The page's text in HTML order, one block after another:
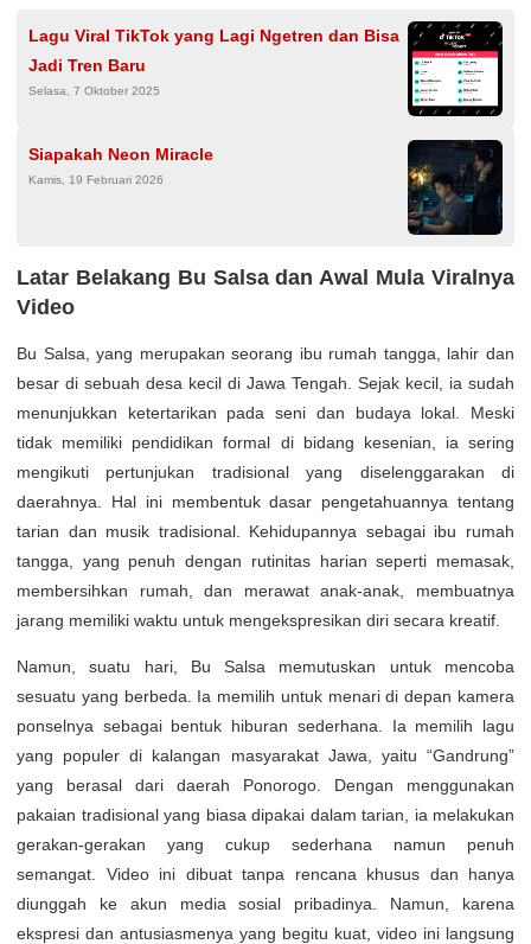
Lagu Viral TikTok yang Lagi Ngetren dan Bisa
Jadi Tren Baru
Selasa, 7 Oktober 2025
Siapakah Neon Miracle
Kamis, 19 Februari 2026
Latar Belakang Bu Salsa dan Awal Mula Viralnya
Video
Bu Salsa, yang merupakan seorang ibu rumah tangga, lahir dan
besar di sebuah desa kecil di Jawa Tengah. Sejak kecil, ia sudah
menunjukkan ketertarikan pada seni dan budaya lokal. Meski
tidak memiliki pendidikan formal di bidang kesenian, ia sering
mengikuti pertunjukan tradisional yang diselenggarakan di
daerahnya. Hal ini membentuk dasar pengetahuannya tentang
tarian dan musik tradisional. Kehidupannya sebagai ibu rumah
tangga, yang penuh dengan rutinitas harian seperti memasak,
membersihkan rumah, dan merawat anak-anak, membuatnya
jarang memiliki waktu untuk mengekspresikan diri secara kreatif.
Namun, suatu hari, Bu Salsa memutuskan untuk mencoba
sesuatu yang berbeda. Ia memilih untuk menari di depan kamera
ponselnya sebagai bentuk hiburan sederhana. Ia memilih lagu
yang populer di kalangan masyarakat Jawa, yaitu “Gandrung”
yang berasal dari daerah Ponorogo. Dengan menggunakan
pakaian tradisional yang biasa dipakai dalam tarian, ia melakukan
gerakan-gerakan yang cukup sederhana namun penuh
semangat. Video ini dibuat tanpa rencana khusus dan hanya
diunggah ke akun media sosial pribadinya. Namun, karena
ekspresi dan antusiasmenya yang begitu kuat, video ini langsung